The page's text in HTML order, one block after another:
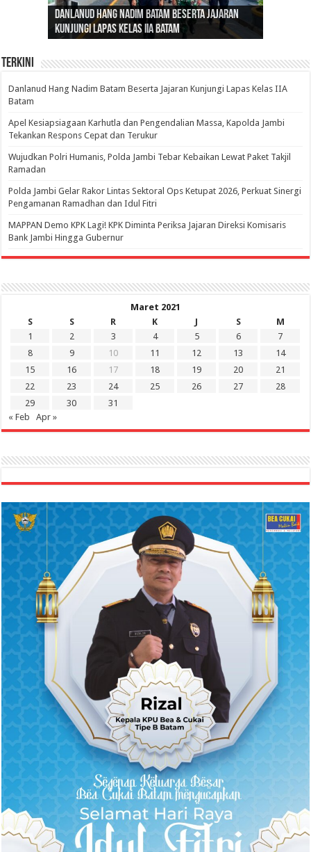
Danlanud Hang Nadim Batam Beserta Jajaran
Kunjungi Lapas Kelas IIA Batam
Silaturahmi dan Reses Komite I DPD RI di Polda
Jambi Bahas Sinergitas Penanganan Narkotika
Edukasi Pembentukan Karakter Generasi
Penerus
Cepat Beroperasi Agar Bisa Layani Masyarakat
Penuhi Kebutuhannya
Nusantara: Ratu Wangsa, Wanita Berkelas
dengan Pengaruh Internasional
Terkini
Danlanud Hang Nadim Batam Beserta Jajaran Kunjungi Lapas Kelas IIA
Batam
Apel Kesiapsiagaan Karhutla dan Pengendalian Massa, Kapolda Jambi
Tekankan Respons Cepat dan Terukur
Wujudkan Polri Humanis, Polda Jambi Tebar Kebaikan Lewat Paket Takjil
Ramadan
Polda Jambi Gelar Rakor Lintas Sektoral Ops Ketupat 2026, Perkuat Sinergi
Pengamanan Ramadhan dan Idul Fitri
‎MAPPAN Demo KPK Lagi! KPK Diminta Periksa Jajaran Direksi Komisaris
Bank Jambi Hingga Gubernur ‎
Maret 2021
S
S R K J S
M
1
2 3 4 5 6
7
8
9 10 11 12 13
14
15
16 17 18 19 20
21
22
23 24 25 26 27
28
29
30
31
« Feb
Apr »